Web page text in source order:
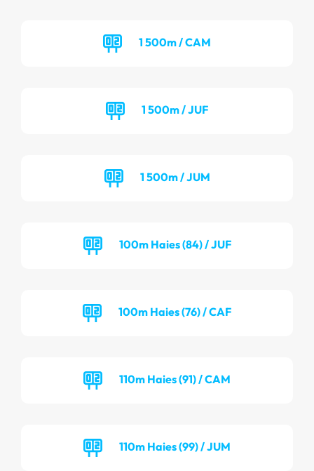
1 500m / CAM
1 500m / JUF
1 500m / JUM
100m Haies (84) / JUF
100m Haies (76) / CAF
110m Haies (91) / CAM
110m Haies (99) / JUM